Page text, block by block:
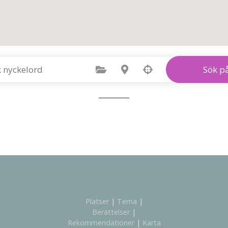
Välj kategori Välj plats Sök
Platser| Tema |
Berättelser |
Rekommendationer| Karta